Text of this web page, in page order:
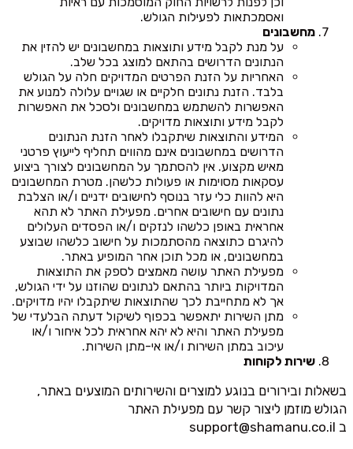
ואסמכתאות לפעילות הגולש.
מחשבונים
על מנת לקבל מידע ותוצאות במחשבונים יש להזין את
הנתונים הדרושים בהתאם למוצג בכל שלב.
האחריות על הזנת הפרטים המדויקים חלה על הגולש
בלבד. הזנת נתונים חלקיים או שגויים עלולה למנוע את
האפשרות להשתמש במחשבונים ולסכל את האפשרות
לקבל מידע ותוצאות מדויקים.
המידע והתוצאות שיתקבלו לאחר הזנת הנתונים
הדרושים במחשבונים אינם מהווים תחליף לייעוץ פרטני
מאיש מקצוע. אין להסתמך על המחשבונים לצורך ביצוע
עסקאות מסוימות או פעולות כלשהן. מטרת המחשבונים
היא להוות כלי עזר בנוסף לחישובים ידניים ו/או הצלבת
נתונים עם חישובים אחרים. מפעילת האתר לא תהא
אחראית באופן כלשהו לנזקים ו/או הפסדים העלולים
להיגרם כתוצאה מהסתמכות על חישוב כלשהו שבוצע
במחשבונים, או מכל תוכן אחר המופיע באתר.
מפעילת האתר עושה מאמצים לספק את התוצאות
המדויקות ביותר בהתאם לנתונים שהוזנו על ידי הגולש,
אך לא מתחייבת לכך שהתוצאות שיתקבלו יהיו מדויקים.
מתן השירות יתאפשר בכפוף לשיקול דעתה הבלעדי של
מפעילת האתר והיא לא יהא אחראית לכל איחור ו/או
עיכוב במתן השירות ו/או אי-מתן השירות.
שירות לקוחות
בשאלות ובירורים בנוגע למוצרים והשירותים המוצעים באתר,
הגולש מוזמן ליצור קשר עם מפעילת האתר
ב support@shamanu.co.il